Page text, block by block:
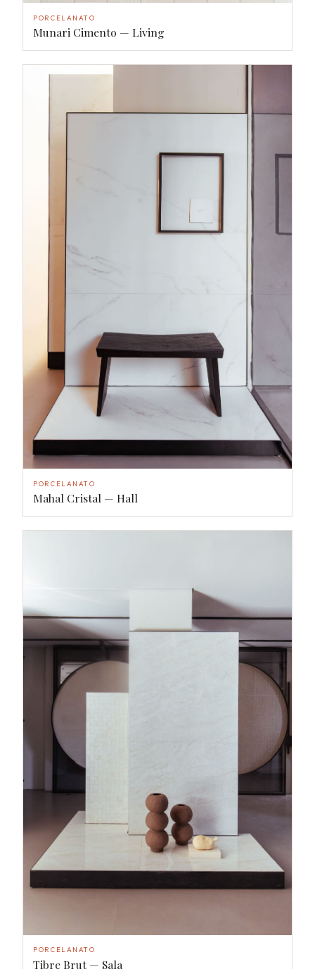
PORCELANATO
Munari Cimento — Living
PORCELANATO
Mahal Cristal — Hall
PORCELANATO
Tibre Brut — Sala